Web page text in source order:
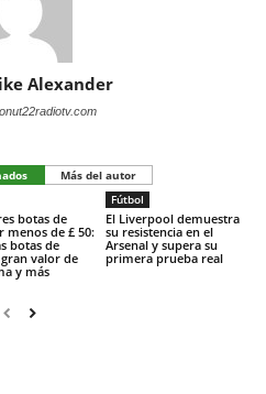
Alexander
Más del autor
botas de
de £ 50:
botas de
valor de
y más
Fútbol
El Liverpool demuestra
su resistencia en el
Arsenal y supera su
primera prueba real